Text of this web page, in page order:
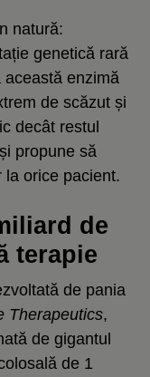
natură:
genetică rară
enzimă
de scăzut și
decât restul
propune să
la orice pacient.
de
terapie
de pania
Therapeutics,
de gigantul
de 1